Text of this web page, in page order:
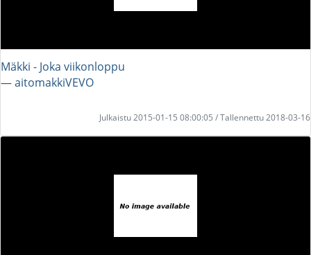
Mäkki - Joka viikonloppu
― aitomakkiVEVO
Julkaistu 2015-01-15 08:00:05 / Tallennettu 2018-03-16